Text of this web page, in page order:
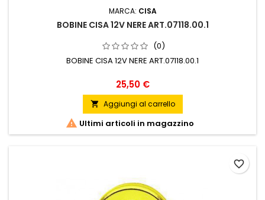
MARCA: CISA
BOBINE CISA 12V NERE ART.07118.00.1
(0)
BOBINE CISA 12V NERE ART.07118.00.1
Prezzo
25,50 €
 Aggiungi al carrello
 Ultimi articoli in magazzino
favorite_border